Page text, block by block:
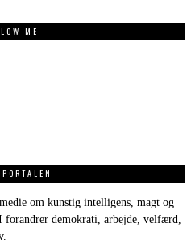
ME
om kunstig intelligens, magt og
demokrati, arbejde, velfærd,